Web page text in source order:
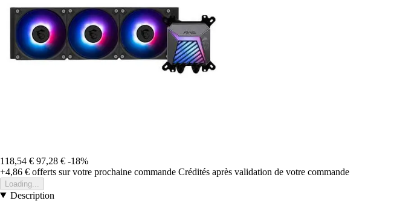
118,54 € 97,28 € -18%
+4,86 € offerts sur votre prochaine commande Crédités après validation de votre commande
Loading...
Description